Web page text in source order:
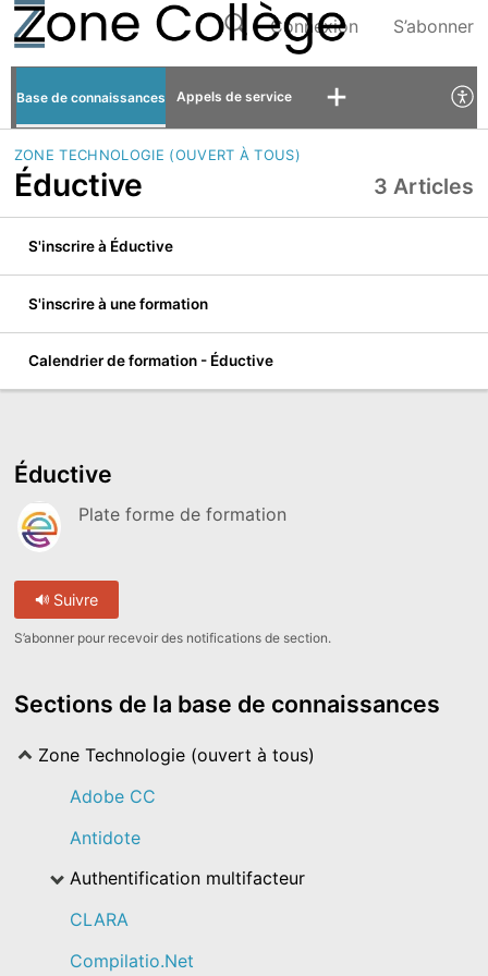
Connexion S’abonner
Base de connaissances Appels de service
ZONE TECHNOLOGIE (OUVERT À TOUS)
Éductive 3 Articles
S'inscrire à Éductive
S'inscrire à une formation
Calendrier de formation - Éductive
Éductive
Plate forme de formation
Suivre
S’abonner pour recevoir des notifications de section.
Sections de la base de connaissances
Zone Technologie (ouvert à tous)
Adobe CC
Antidote
Authentification multifacteur
CLARA
Compilatio.Net